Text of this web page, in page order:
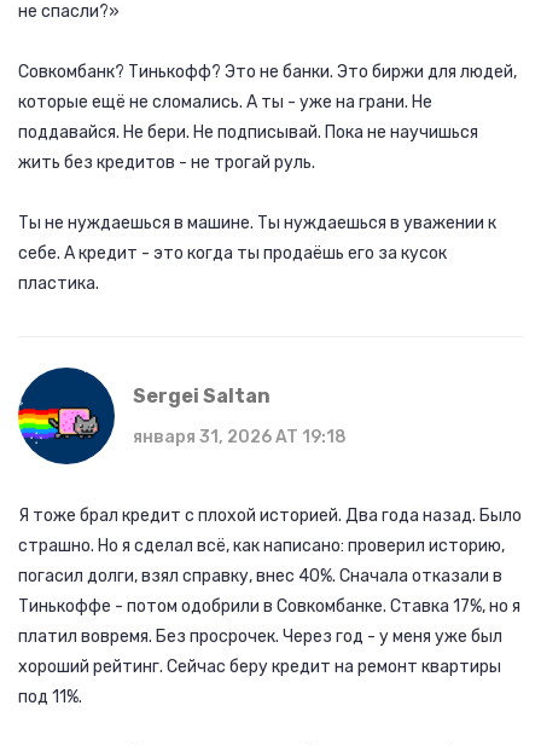
не спасли?»
Совкомбанк? Тинькофф? Это не банки. Это биржи для людей,
которые ещё не сломались. А ты - уже на грани. Не
поддавайся. Не бери. Не подписывай. Пока не научишься
жить без кредитов - не трогай руль.
Ты не нуждаешься в машине. Ты нуждаешься в уважении к
себе. А кредит - это когда ты продаёшь его за кусок
пластика.
Sergei Saltan
января 31, 2026 AT 19:18
Я тоже брал кредит с плохой историей. Два года назад. Было
страшно. Но я сделал всё, как написано: проверил историю,
погасил долги, взял справку, внес 40%. Сначала отказали в
Тинькоффе - потом одобрили в Совкомбанке. Ставка 17%, но я
платил вовремя. Без просрочек. Через год - у меня уже был
хороший рейтинг. Сейчас беру кредит на ремонт квартиры
под 11%.